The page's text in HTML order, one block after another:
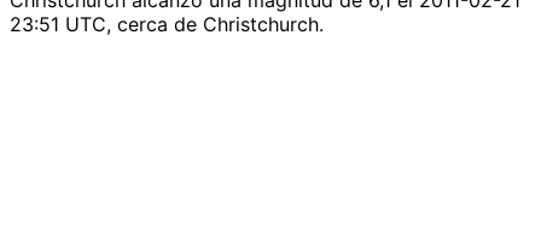
23:51 UTC, cerca de Christchurch.